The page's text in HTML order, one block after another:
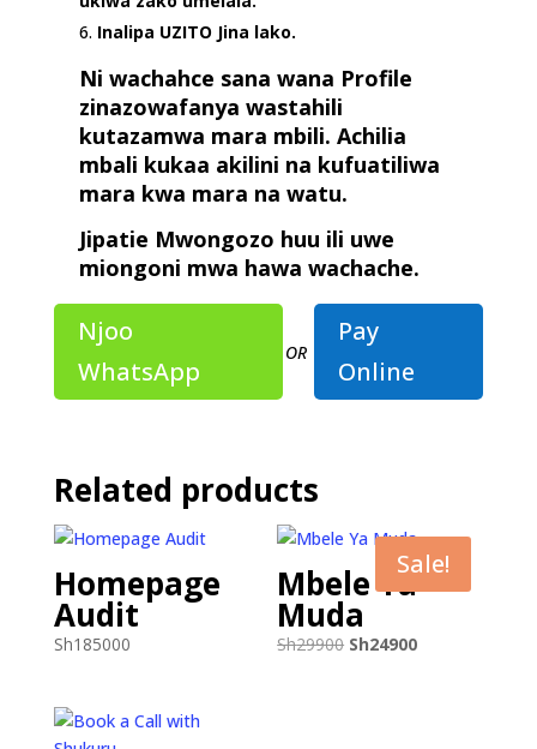
Inalipa UZITO Jina lako.
Ni wachahce sana wana Profile
zinazowafanya wastahili
kutazamwa mara mbili. Achilia
mbali kukaa akilini na kufuatiliwa
mara kwa mara na watu.
Jipatie Mwongozo huu ili uwe
miongoni mwa hawa wachache.
Njoo
WhatsApp
OR
Pay
Online
Related products
Homepage
Audit
Sh185000
Sale!
Mbele Ya
Muda
Sh29900 Original
Sh24900Current